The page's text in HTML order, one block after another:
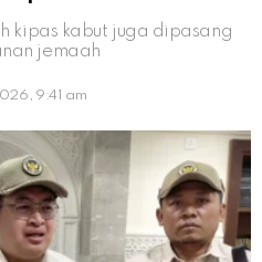
kipas kabut juga dipasang
jemaah
9:41 am